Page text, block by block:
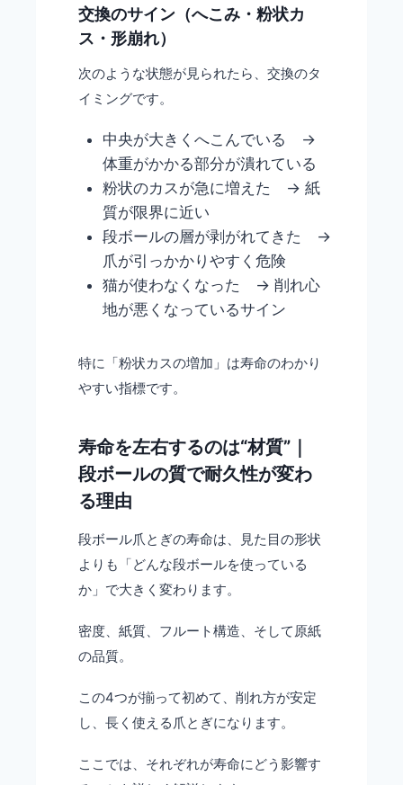
交換のサイン（へこみ・粉状カ
ス・形崩れ）
次のような状態が見られたら、交換のタ
イミングです。
中央が大きくへこんでいる →
体重がかかる部分が潰れている
粉状のカスが急に増えた → 紙
質が限界に近い
段ボールの層が剥がれてきた →
爪が引っかかりやすく危険
猫が使わなくなった → 削れ心
地が悪くなっているサイン
特に「粉状カスの増加」は寿命のわかり
やすい指標です。
寿命を左右するのは“材質”｜
段ボールの質で耐久性が変わ
る理由
段ボール爪とぎの寿命は、見た目の形状
よりも「どんな段ボールを使っている
か」で大きく変わります。
密度、紙質、フルート構造、そして原紙
の品質。
この4つが揃って初めて、削れ方が安定
し、長く使える爪とぎになります。
ここでは、それぞれが寿命にどう影響す